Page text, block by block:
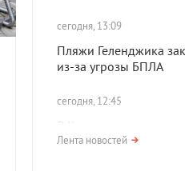
сегодня, 13:09
Пляжи Геленджика
из-за угрозы БПЛА
сегодня, 12:45
В Краснодаре
сирены из-за атаки
Лента новостей